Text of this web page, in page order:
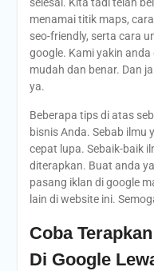
menamai titik maps,
seo-friendly, serta cara
google. Kami yakin
mudah dan benar. Dan
ya.
Beberapa tips di atas
bisnis Anda. Sebab ilmu
cepat lupa. Sebaik-baik
diterapkan. Buat anda
pasang iklan di google
lain di website ini.
Coba
Di Google